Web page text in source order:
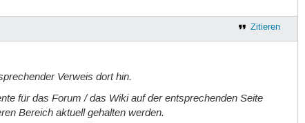
Zitieren
Verweis dort hin.
für das Forum / das Wiki auf der entsprechenden Seite
Bereich aktuell gehalten werden.